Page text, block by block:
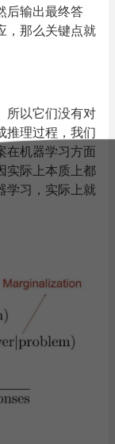
后输出最终答
，那么关键点就
所以它们没有对
推理过程，我们
在机器学习方面
实际上本质上都
学习，实际上就